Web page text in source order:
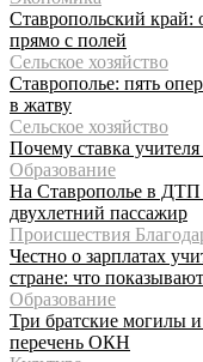
Ставропольский край:
прямо с полей
Сельское хозяйство
Ставрополье: пять
в жатву
Сельское хозяйство
Почему ставка
Образование
На Ставрополье в ДТП
двухлетний пассажир
Происшествия
Честно о зарплатах
стране: что
Образование
Три братские могилы
перечень ОКН